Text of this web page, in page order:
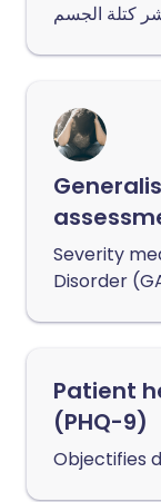
Severity
Disorder
Patient
(PHQ-9)
Objectifies